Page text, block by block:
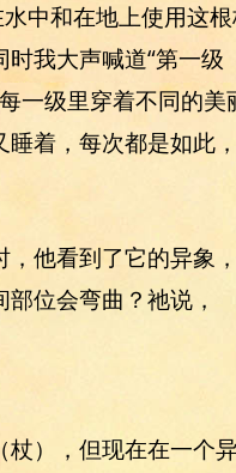
中和在地上使用这
我大声喊道“第一级
一级里穿着不同的美
着，每次都是如此，
他看到了它的异象
位会弯曲？祂说，
），但现在在一个